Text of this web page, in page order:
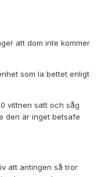
att dom inte kommer
som la bettet enligt
vittnen satt och såg
den är inget betsafe
att antingen så tror